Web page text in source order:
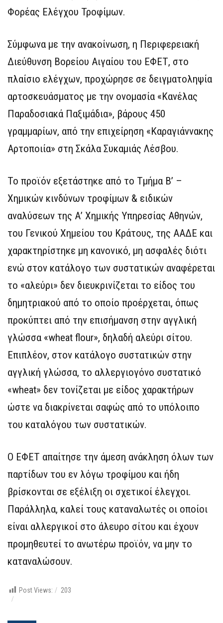
Φορέας Ελέγχου Τροφίμων.
Σύμφωνα με την ανακοίνωση, η Περιφερειακή
Διεύθυνση Βορείου Αιγαίου του ΕΦΕΤ, στο
πλαίσιο ελέγχων, προχώρησε σε δειγματοληψία
αρτοσκευάσματος με την ονομασία «Κανέλας
Παραδοσιακά Παξιμάδια», βάρους 450
γραμμαρίων, από την επιχείρηση «Καραγιάννακης
Αρτοποιία» στη Σκάλα Συκαμιάς Λέσβου.
Το προϊόν εξετάστηκε από το Τμήμα B’ –
Χημικών κινδύνων τροφίμων & ειδικών
αναλύσεων της Α’ Χημικής Υπηρεσίας Αθηνών,
του Γενικού Χημείου του Κράτους, της ΑΑΔΕ και
χαρακτηρίστηκε μη κανονικό, μη ασφαλές διότι
ενώ στον κατάλογο των συστατικών αναφέρεται
το «αλεύρι» δεν διευκρινίζεται το είδος του
δημητριακού από το οποίο προέρχεται, όπως
προκύπτει από την επισήμανση στην αγγλική
γλώσσα «wheat flour», δηλαδή αλεύρι σίτου.
Επιπλέον, στον κατάλογο συστατικών στην
αγγλική γλώσσα, το αλλεργιογόνο συστατικό
«wheat» δεν τονίζεται με είδος χαρακτήρων
ώστε να διακρίνεται σαφώς από το υπόλοιπο
του καταλόγου των συστατικών.
Ο ΕΦΕΤ απαίτησε την άμεση ανάκληση όλων των
παρτίδων του εν λόγω τροφίμου και ήδη
βρίσκονται σε εξέλιξη οι σχετικοί έλεγχοι.
Παράλληλα, καλεί τους καταναλωτές οι οποίοι
είναι αλλεργικοί στο άλευρο σίτου και έχουν
προμηθευτεί το ανωτέρω προϊόν, να μην το
καταναλώσουν.
Post Views: 203